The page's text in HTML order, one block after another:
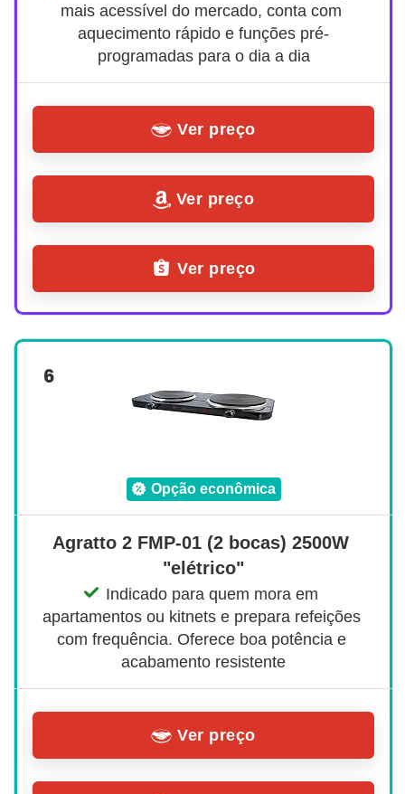
mais acessível do mercado, conta com
aquecimento rápido e funções pré-
programadas para o dia a dia
Ver preço
Ver preço
Ver preço
6
opção econômica
Agratto 2 FMP-01 (2 bocas) 2500W
"elétrico"
Indicado para quem mora em
apartamentos ou kitnets e prepara refeições
com frequência. Oferece boa potência e
acabamento resistente
Ver preço